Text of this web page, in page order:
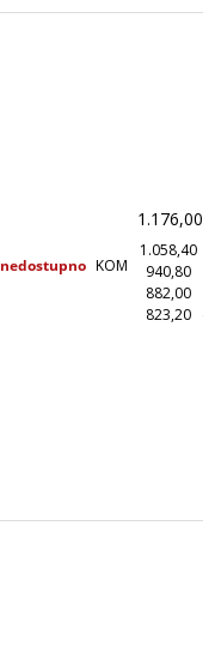
nedostupno KOM
1.176,00
1.058,40
940,80
882,00
823,20